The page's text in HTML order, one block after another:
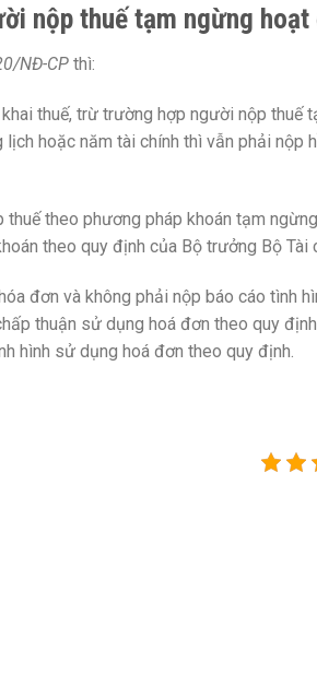
nộp thuế tạm ngừng
NĐ-CP thì:
thuế, trừ trường hợp người nộp thuế
hoặc năm tài chính thì vẫn phải nộp
thuế theo phương pháp khoán tạm
theo quy định của Bộ trưởng Bộ Tài
đơn và không phải nộp báo cáo tình
thuận sử dụng hoá đơn theo quy
hình sử dụng hoá đơn theo quy định.